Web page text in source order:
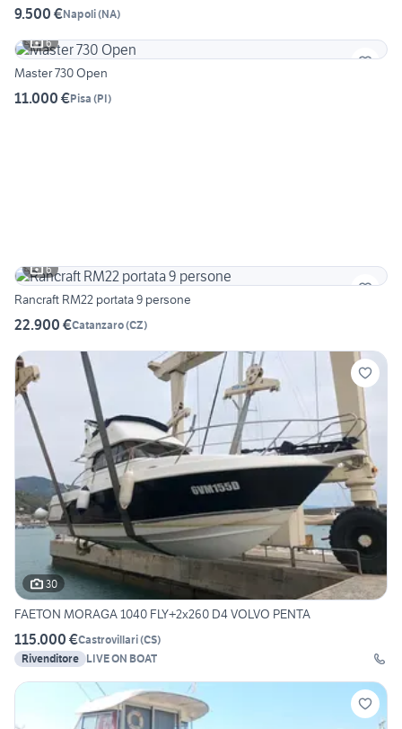
9.500 €Napoli(NA)
6
Master 730 Open
11.000 €Pisa (PI)
6
Rancraft RM22 portata 9 persone
22.900 €Catanzaro(CZ)
30
FAETON MORAGA 1040 FLY+2x260 D4 VOLVO PENTA
115.000 €Castrovillari(CS)
Rivenditore LIVE ON BOAT